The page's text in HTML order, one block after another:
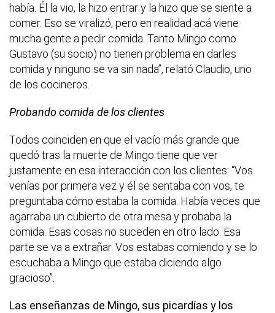
había. Él la vio, la hizo entrar y la hizo que se siente a
comer. Eso se viralizó, pero en realidad acá viene
mucha gente a pedir comida. Tanto Mingo como
Gustavo (su socio) no tienen problema en darles
comida y ninguno se va sin nada”, relató Claudio, uno
de los cocineros.
Probando comida de los clientes
Todos coinciden en que el vacío más grande que
quedó tras la muerte de Mingo tiene que ver
justamente en esa interacción con los clientes: “Vos
venías por primera vez y él se sentaba con vos, te
preguntaba cómo estaba la comida. Había veces que
agarraba un cubierto de otra mesa y probaba la
comida. Esas cosas no suceden en otro lado. Esa
parte se va a extrañar. Vos estabas comiendo y se lo
escuchaba a Mingo que estaba diciendo algo
gracioso”.
Las enseñanzas de Mingo, sus picardías y los